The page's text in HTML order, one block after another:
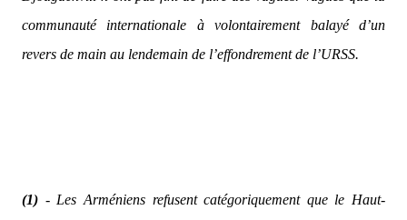
communauté internationale à volontairement balayé d’un
revers de main au lendemain de l’effondrement de l’URSS.
(1) - Les Arméniens refusent catégoriquement que le Haut-